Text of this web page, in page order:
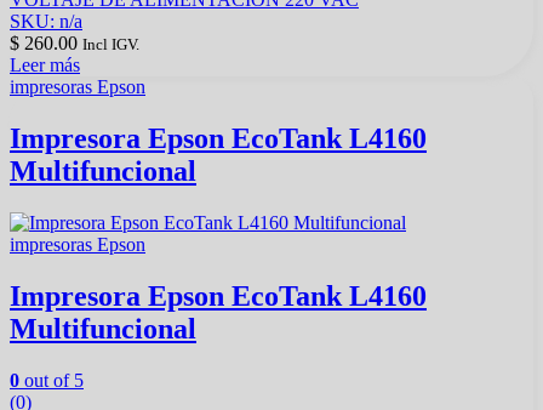
SKU: n/a
$ 260.00 Incl IGV.
Leer más
impresoras Epson
Impresora Epson EcoTank L4160
Multifuncional
impresoras Epson
Impresora Epson EcoTank L4160
Multifuncional
0 out of 5
(0)